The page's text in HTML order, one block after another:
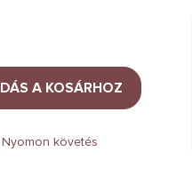
A KOSÁRHOZ
Nyomon követés